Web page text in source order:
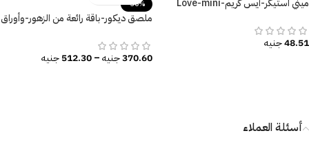
ميني استيكر-آيس كريم-Love-mini
48.51جنيه
-30%
ملصق ديكور-باقة رائعة من الزهور-وأوراق
370.60جنيه–
512.30جنيه
أسئلة العملاء